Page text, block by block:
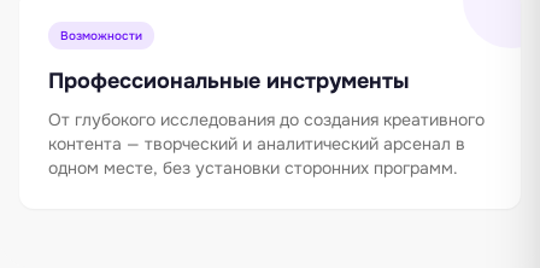
Возможности
Профессиональные инструменты
От глубокого исследования до создания креативного
контента — творческий и аналитический арсенал в
одном месте, без установки сторонних программ.